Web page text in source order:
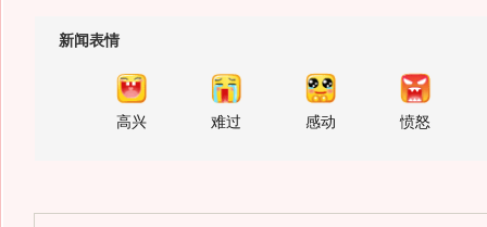
新闻表情
高兴 难过 感动 愤怒